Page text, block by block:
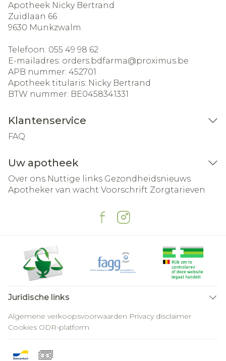
Apotheek Nicky Bertrand
Zuidlaan 66
9630 Munkzwalm
Telefoon: 055 49 98 62
E-mailadres: orders.bdfarma@proximus.be
APB nummer: 452701
Apotheek titularis: Nicky Bertrand
BTW nummer: BE0458341331
Klantenservice
FAQ
Uw apotheek
Over ons Nuttige links Gezondheidsnieuws
Apotheker van wacht Voorschrift Zorgtarieven
Juridische links
Algemene verkoopsvoorwaarden Privacy disclaimer
Cookies ODR-platform